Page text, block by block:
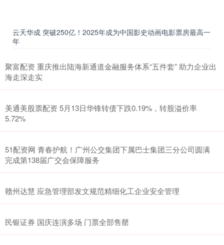
云天华成 突破250亿！2025年成为中国影史动画电影票房最高一
年
聚富配资 重庆推出陆海新通道金融服务体系“五件套” 助力企业出
海走深走实
美通美股票配资 5月13日华锋转债下跌0.19%，转股溢价率
5.72%
51配资网 青春护航！广州公交集团下属巴士集团三分公司圆满
完成第138届广交会保障服务
赣州达慧 应急管理部发文规范精细化工企业安全管理
民银证券 国庆连演多场 门票全部售罄